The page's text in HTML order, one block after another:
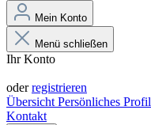
Mein Konto
Menü schließen
Ihr Konto
oderregistrieren
Übersicht Persönliches Profil
Kontakt